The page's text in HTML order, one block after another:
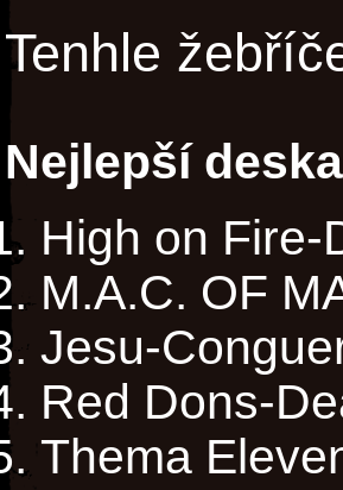
Tenhle
Nejlepší deska
High on Fire-
M.A.C. OF
Jesu-
Red Dons-
Thema